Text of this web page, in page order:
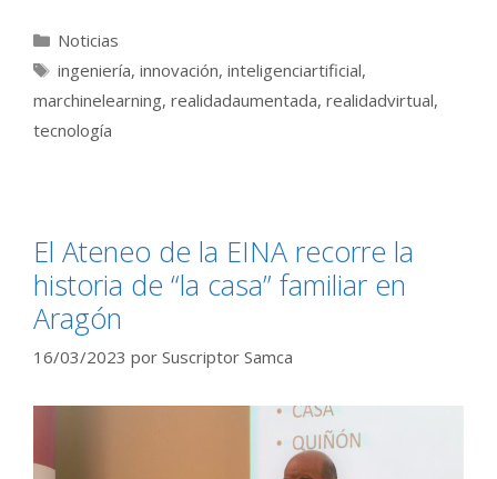
Categorías
Noticias
Etiquetas
ingeniería, innovación, inteligenciartificial,
marchinelearning, realidadaumentada, realidadvirtual,
tecnología
El Ateneo de la EINA recorre la
historia de “la casa” familiar en
Aragón
16/03/2023 por Suscriptor Samca